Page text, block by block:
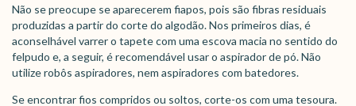
Não se preocupe se aparecerem fiapos, pois são fibras residuais
produzidas a partir do corte do algodão. Nos primeiros dias, é
aconselhável varrer o tapete com uma escova macia no sentido do
felpudo e, a seguir, é recomendável usar o aspirador de pó. Não
utilize robôs aspiradores, nem aspiradores com batedores.
Se encontrar fios compridos ou soltos, corte-os com uma tesoura.